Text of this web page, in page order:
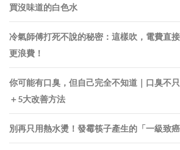
買沒味道的白色水
冷氣師傅打死不說的秘密：這樣吹，電費直
更浪費！
你可能有口臭，但自己完全不知道｜口臭不
＋5大改善方法
別再只用熱水燙！發霉筷子產生的「一級致